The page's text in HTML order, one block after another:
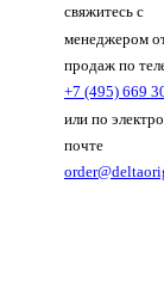
свяжитесь с
менеджером
продаж по
+7 (495) 669
или по
почте